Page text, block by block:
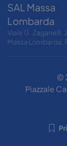
SAL Massa
Lombarda
Viale G. Zaganelli,
Massa Lombarda,
©
Piazzale